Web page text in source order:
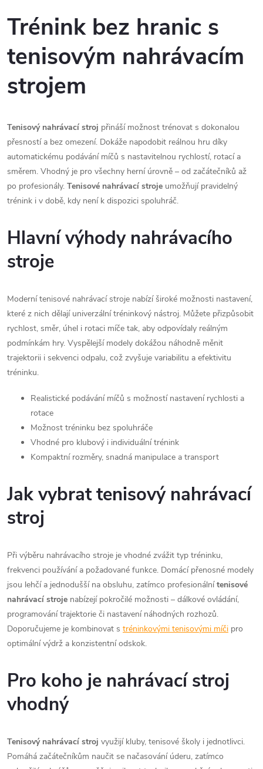
v
l
á
d
a
c
í
p
r
v
k
v
ý
p
i
Trénink bez hranic s
tenisovým nahrávacím
strojem
Tenisový nahrávací stroj přináší možnost trénovat s dokonalou
přesností a bez omezení. Dokáže napodobit reálnou hru díky
automatickému podávání míčů s nastavitelnou rychlostí, rotací a
směrem. Vhodný je pro všechny herní úrovně – od začátečníků až
po profesionály. Tenisové nahrávací stroje umožňují pravidelný
trénink i v době, kdy není k dispozici spoluhráč.
Hlavní výhody nahrávacího
stroje
Moderní tenisové nahrávací stroje nabízí široké možnosti nastavení,
které z nich dělají univerzální tréninkový nástroj. Můžete přizpůsobit
rychlost, směr, úhel i rotaci míče tak, aby odpovídaly reálným
podmínkám hry. Vyspělejší modely dokážou náhodně měnit
trajektorii i sekvenci odpalu, což zvyšuje variabilitu a efektivitu
tréninku.
Realistické podávání míčů s možností nastavení rychlosti a
rotace
Možnost tréninku bez spoluhráče
Vhodné pro klubový i individuální trénink
Kompaktní rozměry, snadná manipulace a transport
Jak vybrat tenisový nahrávací
stroj
Při výběru nahrávacího stroje je vhodné zvážit typ tréninku,
frekvenci používání a požadované funkce. Domácí přenosné modely
jsou lehčí a jednodušší na obsluhu, zatímco profesionálnítenisové
nahrávací stroje nabízejí pokročilé možnosti – dálkové ovládání,
programování trajektorie či nastavení náhodných rozhozů.
Doporučujeme je kombinovat s tréninkovými tenisovými míči pro
optimální výdrž a konzistentní odskok.
Pro koho je nahrávací stroj
vhodný
Tenisový nahrávací stroj využijí kluby, tenisové školy i jednotlivci.
Pomáhá začátečníkům naučit se načasování úderu, zatímco